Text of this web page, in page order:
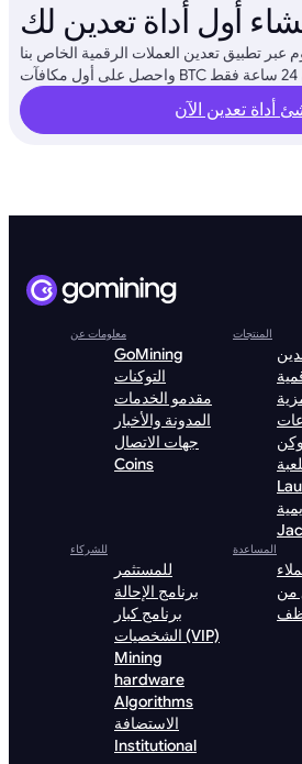
أول أداة تعدين لك
عبر تطبيق تعدين العملات الرقمية الخاص بنا
أداة تعدين الآن
معلومات عن
GoMining
التوكنات
مقدمو الخدمات
المدونة والأخبار
جهات الاتصال
Coins
المنتجات
للشركاء
للمستثمر
برنامج الإحالة
برنامج كبار
الشخصيات (VIP)
Mining
hardware
Algorithms
الاستضافة
Institutional
المساعدة
من